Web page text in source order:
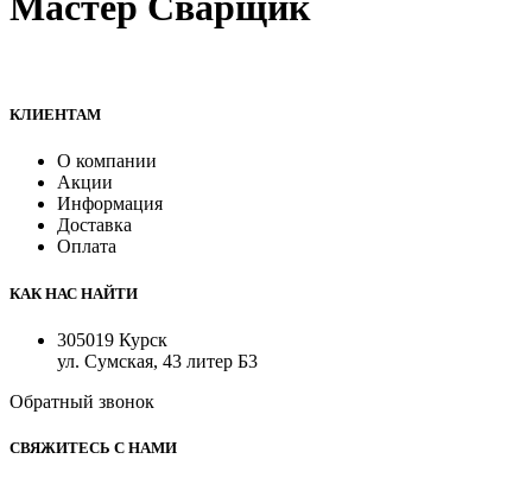
КЛИЕНТАМ
О компании
Акции
Информация
Доставка
Оплата
КАК НАС НАЙТИ
305019 Курск
ул. Сумская, 43 литер Б3
Обратный звонок
СВЯЖИТЕСЬ С НАМИ